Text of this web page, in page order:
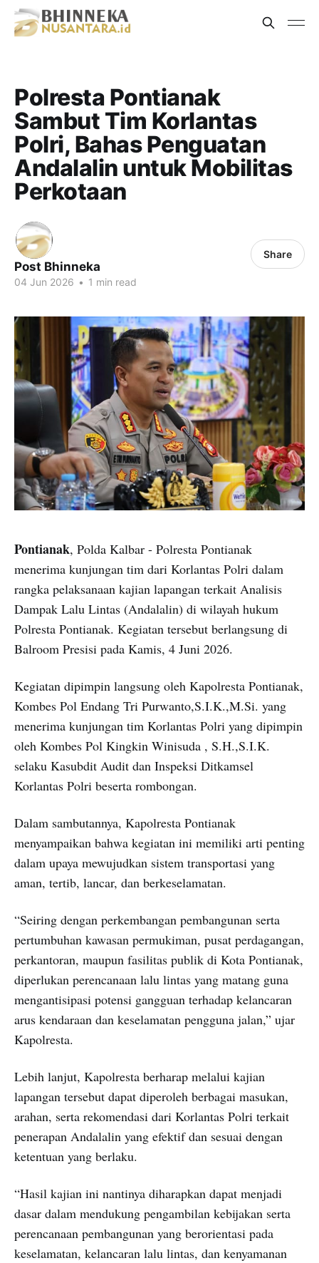
Polresta Pontianak
Sambut Tim Korlantas
Polri, Bahas Penguatan
Andalalin untuk Mobilitas
Perkotaan
Post Bhinneka
04 Jun 2026 • 1 min read
Share
Pontianak, Polda Kalbar - Polresta Pontianak
menerima kunjungan tim dari Korlantas Polri dalam
rangka pelaksanaan kajian lapangan terkait Analisis
Dampak Lalu Lintas (Andalalin) di wilayah hukum
Polresta Pontianak. Kegiatan tersebut berlangsung di
Balroom Presisi pada Kamis, 4 Juni 2026.
Kegiatan dipimpin langsung oleh Kapolresta Pontianak,
Kombes Pol Endang Tri Purwanto,S.I.K.,M.Si. yang
menerima kunjungan tim Korlantas Polri yang dipimpin
oleh Kombes Pol Kingkin Winisuda , S.H.,S.I.K.
selaku Kasubdit Audit dan Inspeksi Ditkamsel
Korlantas Polri beserta rombongan.
Dalam sambutannya, Kapolresta Pontianak
menyampaikan bahwa kegiatan ini memiliki arti penting
dalam upaya mewujudkan sistem transportasi yang
aman, tertib, lancar, dan berkeselamatan.
“Seiring dengan perkembangan pembangunan serta
pertumbuhan kawasan permukiman, pusat perdagangan,
perkantoran, maupun fasilitas publik di Kota Pontianak,
diperlukan perencanaan lalu lintas yang matang guna
mengantisipasi potensi gangguan terhadap kelancaran
arus kendaraan dan keselamatan pengguna jalan,” ujar
Kapolresta.
Lebih lanjut, Kapolresta berharap melalui kajian
lapangan tersebut dapat diperoleh berbagai masukan,
arahan, serta rekomendasi dari Korlantas Polri terkait
penerapan Andalalin yang efektif dan sesuai dengan
ketentuan yang berlaku.
“Hasil kajian ini nantinya diharapkan dapat menjadi
dasar dalam mendukung pengambilan kebijakan serta
perencanaan pembangunan yang berorientasi pada
keselamatan, kelancaran lalu lintas, dan kenyamanan